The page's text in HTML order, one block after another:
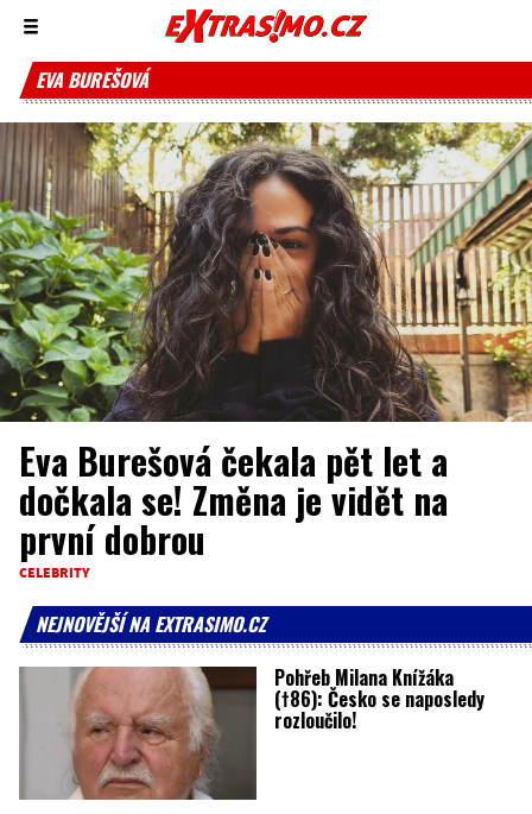
Zobrazit/skrýt
EVA BUREŠOVÁ
Eva Burešová čekala pět let a
dočkala se! Změna je vidět na
první dobrou
CELEBRITY
NEJNOVĚJŠÍ NA EXTRASIMO.CZ
Pohřeb Milana Knížáka
(†86): Česko se naposledy
rozloučilo!